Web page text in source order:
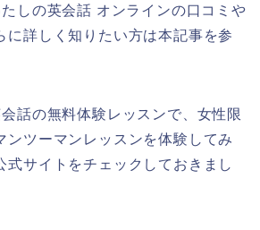
しの英会話 オンラインの口コミや
に詳しく知りたい方は本記事を参
話の無料体験レッスンで、女性限
ンツーマンレッスンを体験してみ
式サイトをチェックしておきまし